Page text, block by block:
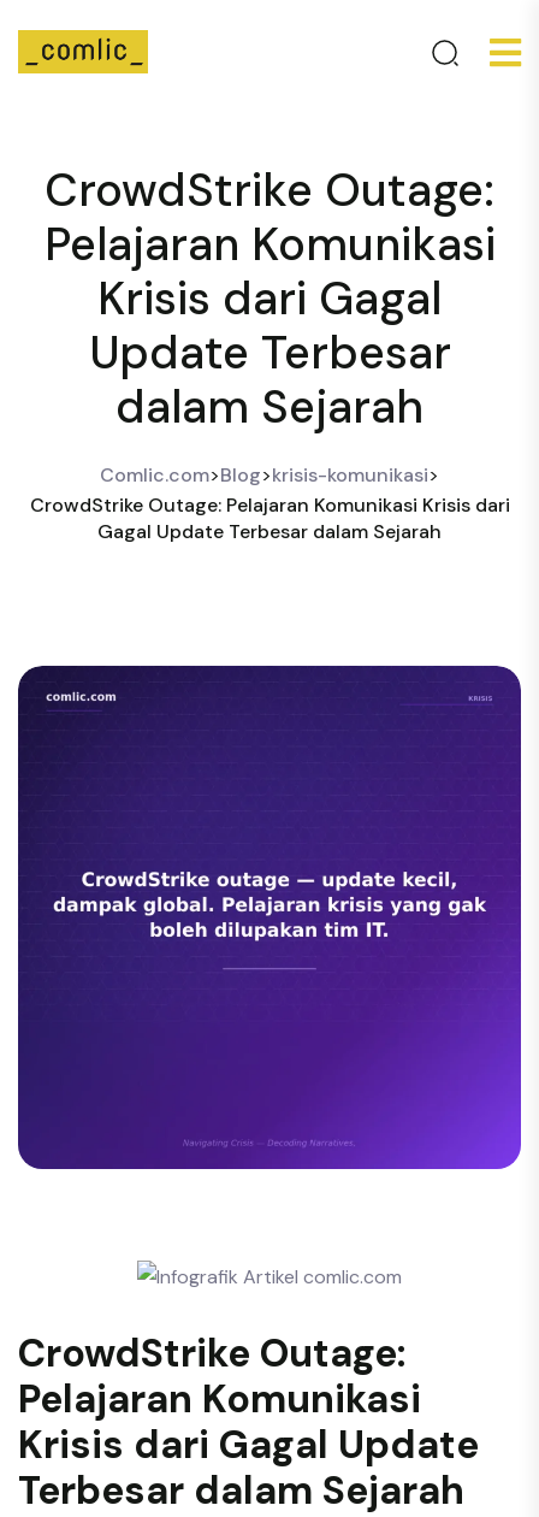
CrowdStrike Outage:
Pelajaran Komunikasi
Krisis dari Gagal
Update Terbesar
dalam Sejarah
Comlic.com>Blog>krisis-komunikasi>
CrowdStrike Outage: Pelajaran Komunikasi Krisis dari
Gagal Update Terbesar dalam Sejarah
CrowdStrike Outage:
Pelajaran Komunikasi
Krisis dari Gagal Update
Terbesar dalam Sejarah